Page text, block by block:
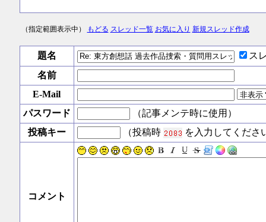
（指定範囲表示中） もどる スレッド一覧 お気に入り 新規スレッド作成
題名
ス
名前
E-Mail
パスワード
（記事メンテ時に使用）
投稿キー
（投稿時 を入力してくださ
コメント